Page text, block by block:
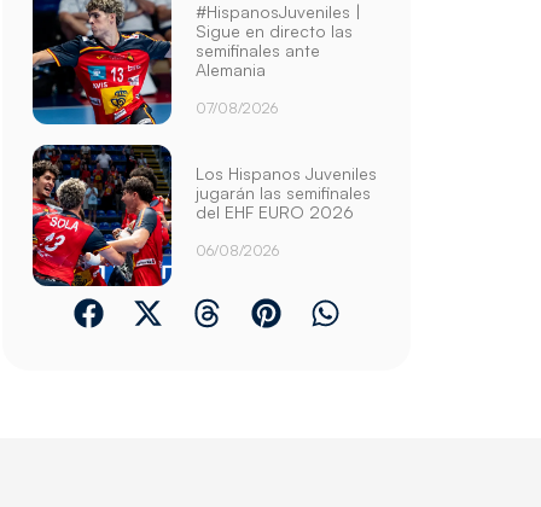
#HispanosJuveniles |
Sigue en directo las
semifinales ante
Alemania
07/08/2026
Los Hispanos Juveniles
jugarán las semifinales
del EHF EURO 2026
06/08/2026